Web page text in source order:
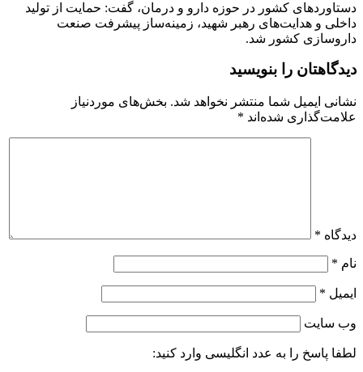
دستاوردهای کشور در حوزه دارو و درمان، گفت: حمایت از تولید
داخلی و هدایت‌های رهبر شهید، زمینه‌ساز پیشرفت صنعت
داروسازی کشور شد.
دیدگاهتان را بنویسید
نشانی ایمیل شما منتشر نخواهد شد. بخش‌های موردنیاز
علامت‌گذاری شده‌اند *
دیدگاه *
نام *
ایمیل *
وب‌ سایت
لطفا پاسخ را به عدد انگلیسی وارد کنید: